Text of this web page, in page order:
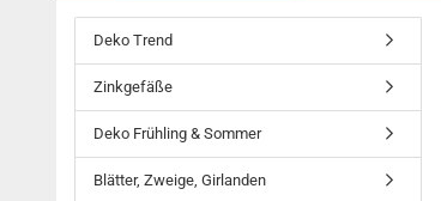
Deko Trend
Zinkgefäße
Deko Frühling & Sommer
Blätter, Zweige, Girlanden